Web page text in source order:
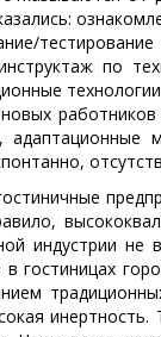
по
индустрии
гостиницах